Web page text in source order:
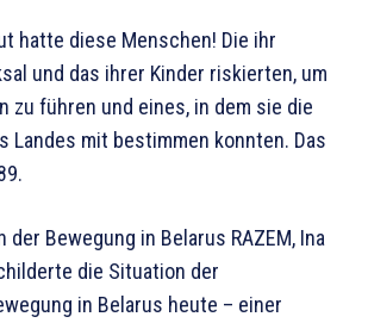
hatte diese Menschen! Die ihr
und das ihrer Kinder riskierten, um
zu führen und eines, in dem sie die
Landes mit bestimmen konnten. Das
der Bewegung in Belarus RAZEM, Ina
die Situation der
in Belarus heute – einer